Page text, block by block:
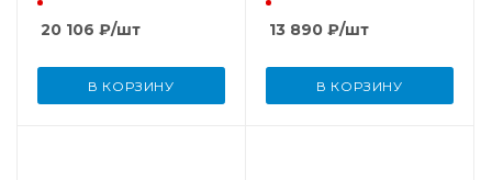
20 106 ₽/шт
В КОРЗИНУ
13 890 ₽/шт
В КОРЗИНУ